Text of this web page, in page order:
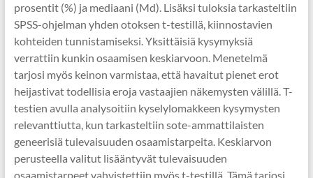
prosentit (%) ja mediaani (Md). Lisäksi tuloksia tarkasteltiin
SPSS-ohjelman yhden otoksen t-testillä, kiinnostavien
kohteiden tunnistamiseksi. Yksittäisiä kysymyksiä
verrattiin kunkin osaamisen keskiarvoon. Menetelmä
tarjosi myös keinon varmistaa, että havaitut pienet erot
heijastivat todellisia eroja vastaajien näkemysten välillä. T-
testien avulla analysoitiin kyselylomakkeen kysymysten
relevanttiutta, kun tarkasteltiin sote-ammattilaisten
geneerisiä tulevaisuuden osaamistarpeita. Keskiarvon
perusteella valitut lisääntyvät tulevaisuuden
osaamistarpeet vahvistettiin myös t-testillä. Tämä tarjosi